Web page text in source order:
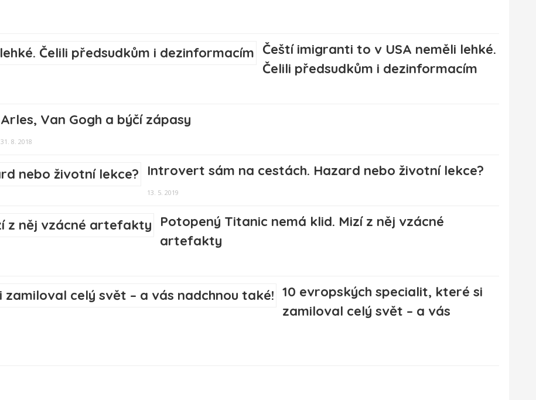
Čeští imigranti to v USA neměli lehké.
Čelili předsudkům i dezinformacím
Arles, Van Gogh a býčí zápasy
31. 8. 2018
Introvert sám na cestách. Hazard nebo životní lekce?
13. 5. 2019
Potopený Titanic nemá klid. Mizí z něj vzácné
artefakty
10 evropských specialit, které si
zamiloval celý svět – a vás